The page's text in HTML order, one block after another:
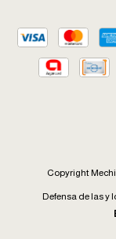
Copyright
Defensa de las y